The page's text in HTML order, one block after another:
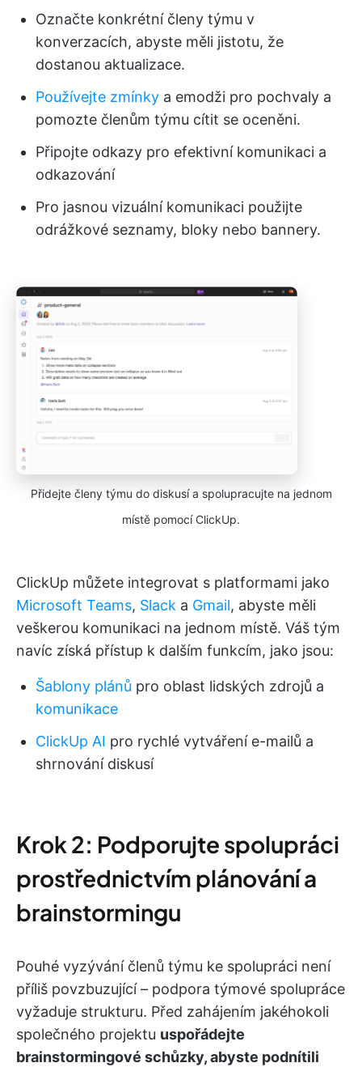
Označte konkrétní členy týmu v
konverzacích, abyste měli jistotu, že
dostanou aktualizace.
Používejte zmínky a emodži pro pochvaly a
pomozte členům týmu cítit se oceněni.
Připojte odkazy pro efektivní komunikaci a
odkazování
Pro jasnou vizuální komunikaci použijte
odrážkové seznamy, bloky nebo bannery.
Přidejte členy týmu do diskusí a spolupracujte na jednom
místě pomocí ClickUp.
ClickUp můžete integrovat s platformami jako
Microsoft Teams, Slack a Gmail, abyste měli
veškerou komunikaci na jednom místě. Váš tým
navíc získá přístup k dalším funkcím, jako jsou:
Šablony plánů pro oblast lidských zdrojů a
komunikace
ClickUp AI pro rychlé vytváření e-mailů a
shrnování diskusí
Krok 2: Podporujte spolupráci
prostřednictvím plánování a
brainstormingu
Pouhé vyzývání členů týmu ke spolupráci není
příliš povzbuzující – podpora týmové spolupráce
vyžaduje strukturu. Před zahájením jakéhokoli
společného projektu uspořádejte
brainstormingové schůzky, abyste podnítili